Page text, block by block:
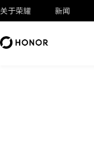
关于荣耀 新闻